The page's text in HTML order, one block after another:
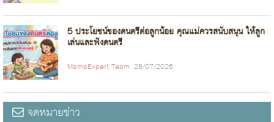
5 ประโยชน์ของดนตรีต่อลูกน้อย คุณแม่ควรสนับสนุน ให้ลูก
เล่นและฟังดนตรี
MamaExpert Team 28/07/2026
จดหมายข่าว